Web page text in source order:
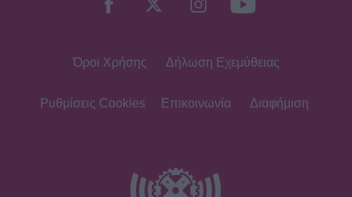
Όροι Χρήσης Δήλωση Εχεμύθειας
Ρυθμίσεις Cookies Επικοινωνία Διαφήμιση